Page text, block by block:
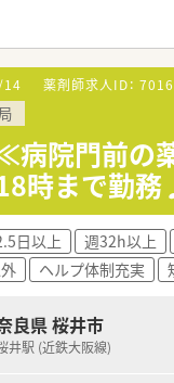
トムアップ・地域連
薬剤師求人ID：
≪病院門前
時まで勤
日以上 週32h以上
ヘルプ体制充実
良県 桜井市
井駅 (近鉄大阪線)